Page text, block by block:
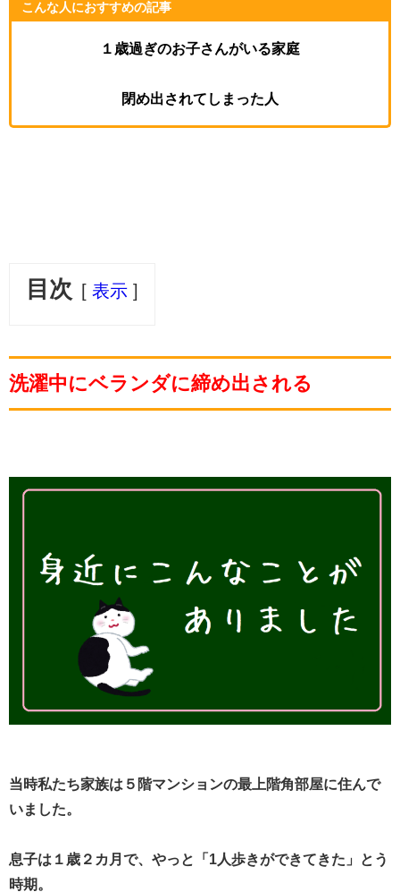
こんな人におすすめの記事
１歳過ぎのお子さんがいる家庭
閉め出されてしまった人
目次 表示
洗濯中にベランダに締め出される
当時私たち家族は５階マンションの最上階角部屋に住んで
いました。
息子は１歳２カ月で、やっと「1人歩きができてきた」とう
時期。